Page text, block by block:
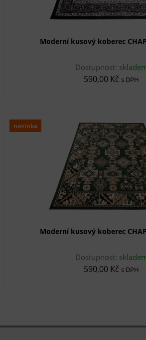
Moderní kusový koberec
Dostupnost:
590,00 Kč s DPH
novinka
Moderní kusový koberec
Dostupnost:
590,00 Kč s DPH